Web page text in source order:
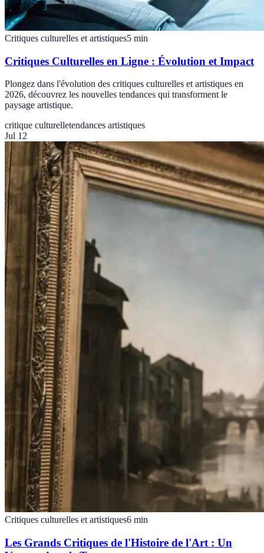
Critiques culturelles et artistiques5 min
Critiques Culturelles en Ligne : Évolution et Impact
Plongez dans l'évolution des critiques culturelles et artistiques en
2026, découvrez les nouvelles tendances qui transforment le
paysage artistique.
critique culturelletendances artistiques
Jul 12
Critiques culturelles et artistiques6 min
Les Grands Critiques de l'Histoire de l'Art : Un